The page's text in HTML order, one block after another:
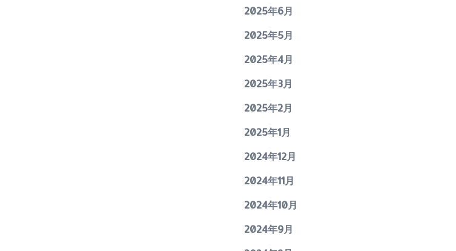
2025年6月
2025年5月
2025年4月
2025年3月
2025年2月
2025年1月
2024年12月
2024年11月
2024年10月
2024年9月